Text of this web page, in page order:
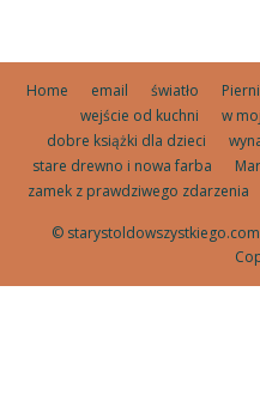
Home email światło
wejście od kuchni
w
dobre książki dla dzieci
stare drewno i nowa farba
zamek z prawdziwego zdarzenia
©